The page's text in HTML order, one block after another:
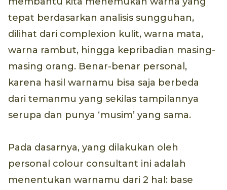
tepat berdasarkan analisis sungguhan,
dilihat dari complexion kulit, warna mata,
warna rambut, hingga kepribadian masing-
masing orang. Benar-benar personal,
karena hasil warnamu bisa saja berbeda
dari temanmu yang sekilas tampilannya
serupa dan punya ‘musim’ yang sama.
Pada dasarnya, yang dilakukan oleh
personal colour consultant ini adalah
menentukan warnamu dari 2 hal: base